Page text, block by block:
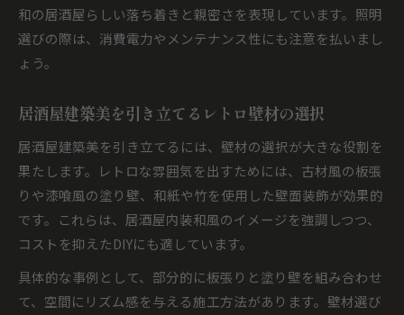
和の居酒屋らしい落ち着きと親密さを表現しています。照明
選びの際は、消費電力やメンテナンス性にも注意を払いまし
ょう。
居酒屋建築美を引き立てるレトロ壁材の選択
居酒屋建築美を引き立てるには、壁材の選択が大きな役割を
果たします。レトロな雰囲気を出すためには、古材風の板張
りや漆喰風の塗り壁、和紙や竹を使用した壁面装飾が効果的
です。これらは、居酒屋内装和風のイメージを強調しつつ、
コストを抑えたDIYにも適しています。
具体的な事例として、部分的に板張りと塗り壁を組み合わせ
て、空間にリズム感を与える施工方法があります。壁材選び